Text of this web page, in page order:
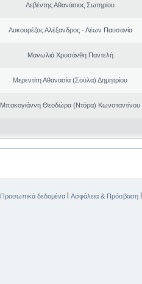
Λεβέντης Αθανάσιος Σωτηρίου
Λυκουρέζος Αλέξανδρος - Λέων Παυσανία
Μανωλιά Χρυσάνθη Παντελή
Μερεντίτη Αθανασία (Σούλα) Δημητρίου
Μπακογιάννη Θεοδώρα (Ντόρα) Κωνσταντίνου
Προσωπικά δεδομένα | Ασφάλεια & Πρόσβαση